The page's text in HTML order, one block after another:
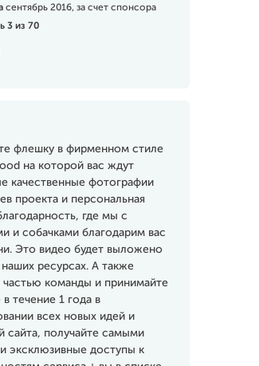
сентябрь 2016, за счет спонсора
3 из 70
флешку в фирменном стиле
на которой вас ждут
качественные фотографии
проекта и персональная
где мы с
и собачками благодарим вас
Это видео будет выложено
наших ресурсах. А также
частью команды и принимайте
в течение 1 года в
всех новых идей и
сайта, получайте самыми
эксклюзивные доступы к